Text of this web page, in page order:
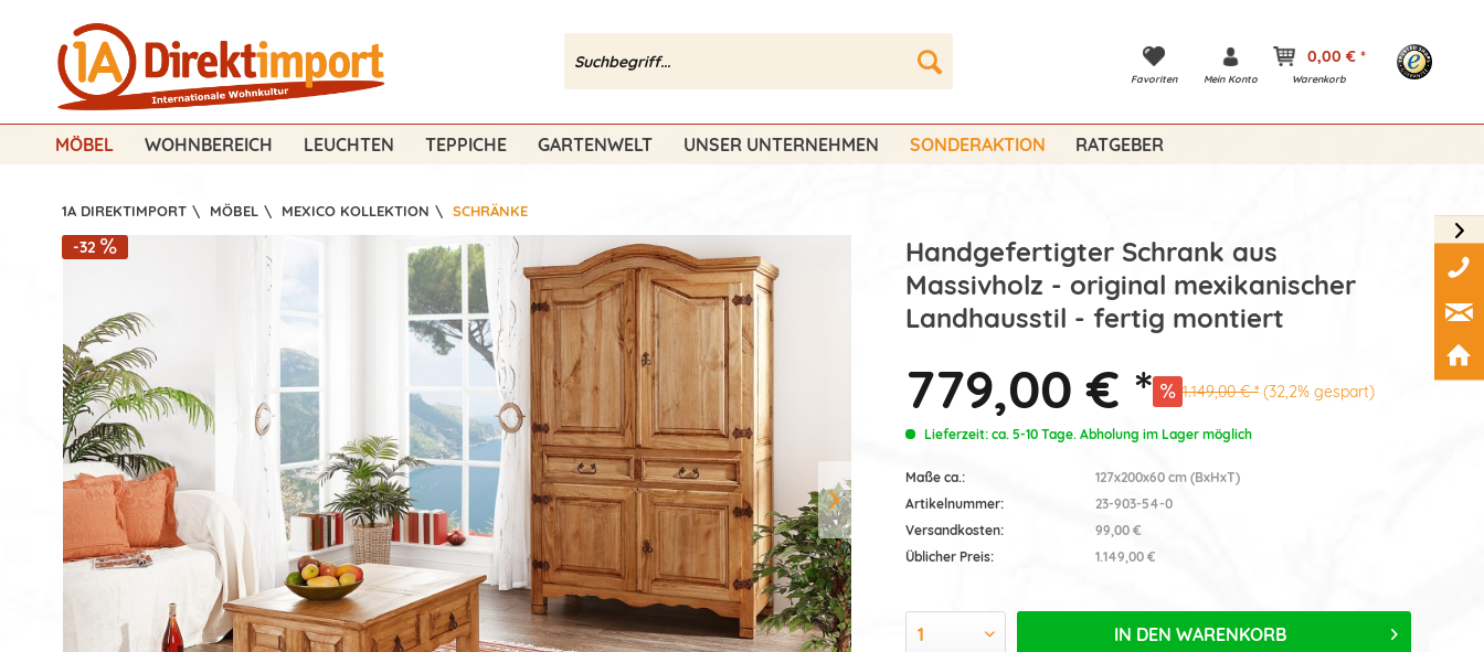
Favoriten Mein Konto
0,00 € *
Warenkorb
MÖBEL WOHNBEREICH LEUCHTEN TEPPICHE GARTENWELT UNSER UNTERNEHMEN SONDERAKTION RATGEBER
1A DIREKTIMPORT \ MÖBEL \ MEXICO KOLLEKTION \ SCHRÄNKE
-32
Handgefertigter Schrank aus
Massivholz - original mexikanischer
Landhausstil - fertig montiert
779,00 € * 1.149,00 € * (32,2% gespart)
Lieferzeit: ca. 5-10 Tage. Abholung im Lager möglich
Maße ca.:
127x200x60 cm (BxHxT)
Artikelnummer:
23-903-54-0
Versandkosten:
99,00 €
Üblicher Preis:
1.149,00 €
IN DEN WARENKORB